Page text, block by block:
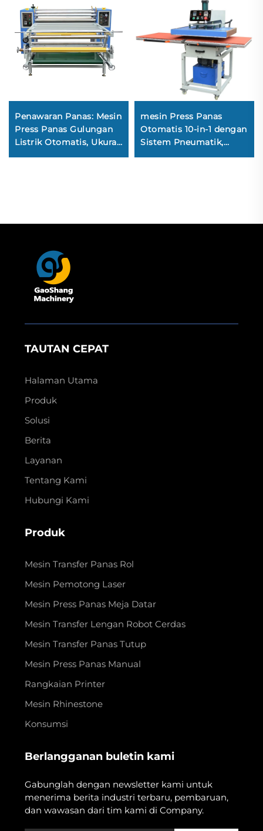
Penawaran Panas: Mesin
Press Panas Gulungan
Listrik Otomatis, Ukuran
1,2 m, 1,7 m, 1,9 m, dan
mesin Press Panas
Otomatis 10-in-1 dengan
Sistem Pneumatik,
Mesin Mini Hidrolik
TAUTAN CEPAT
Halaman Utama
Produk
Solusi
Berita
Layanan
Tentang Kami
Hubungi Kami
Produk
Mesin Transfer Panas Rol
Mesin Pemotong Laser
Mesin Press Panas Meja Datar
Mesin Transfer Lengan Robot Cerdas
Mesin Transfer Panas Tutup
Mesin Press Panas Manual
Rangkaian Printer
Mesin Rhinestone
Konsumsi
Berlangganan buletin kami
Gabunglah dengan newsletter kami untuk
menerima berita industri terbaru, pembaruan,
dan wawasan dari tim kami di Company.